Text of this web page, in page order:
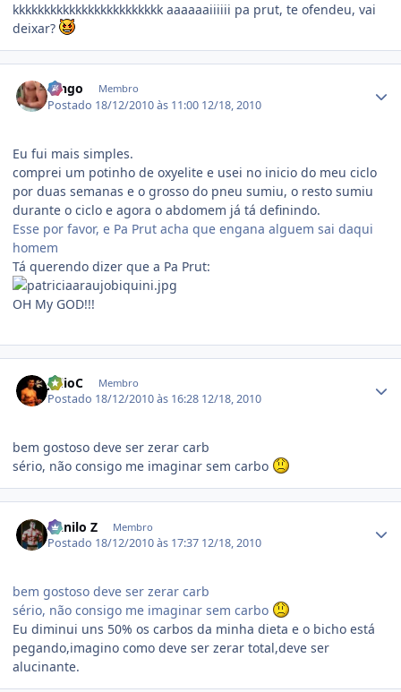
kkkkkkkkkkkkkkkkkkkkkkkk aaaaaaiiiiii pa prut, te ofendeu, vai
deixar?
Pingo Membro
Postado 18/12/2010 às 11:00 12/18, 2010
Eu fui mais simples.
comprei um potinho de oxyelite e usei no inicio do meu ciclo
por duas semanas e o grosso do pneu sumiu, o resto sumiu
durante o ciclo e agora o abdomem já tá definindo.
Esse por favor, e Pa Prut acha que engana alguem sai daqui
homem
Tá querendo dizer que a Pa Prut:
OH My GOD!!!
JulioC Membro
Postado 18/12/2010 às 16:28 12/18, 2010
bem gostoso deve ser zerar carb
sério, não consigo me imaginar sem carbo
Danilo Z Membro
Postado 18/12/2010 às 17:37 12/18, 2010
bem gostoso deve ser zerar carb
sério, não consigo me imaginar sem carbo
Eu diminui uns 50% os carbos da minha dieta e o bicho está
pegando,imagino como deve ser zerar total,deve ser
alucinante.